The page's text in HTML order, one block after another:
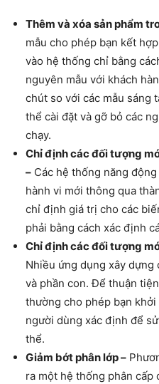
Thêm và xóa sản phẩm
mẫu cho phép bạn kết
vào hệ thống chỉ bằng
nguyên mẫu với khách
chút so với các mẫu sáng
thể cài đặt và gỡ bỏ các
chạy.
Chỉ định các đối tượng
– Các hệ thống năng
hành vi mới thông qua
chỉ định giá trị cho các
phải bằng cách xác định
Chỉ định các đối tượng
Nhiều ứng dụng xây dựng
và phần con. Để thuận
thường cho phép bạn
người dùng xác định để
thể.
Giảm bớt phân lớp –
ra một hệ thống phân cấp